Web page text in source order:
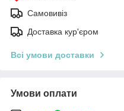
Самовивіз
Доставка кур'єром
Всі умови доставки
Умови оплати